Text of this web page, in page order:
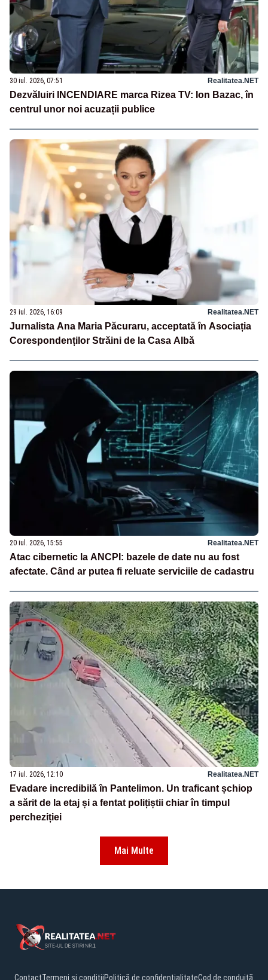
30 iul. 2026, 07:51 Realitatea.NET
Dezvăluiri INCENDIARE marca Rizea TV: Ion Bazac, în
centrul unor noi acuzații publice
29 iul. 2026, 16:09 Realitatea.NET
Jurnalista Ana Maria Păcuraru, acceptată în Asociația
Corespondenților Străini de la Casa Albă
20 iul. 2026, 15:55 Realitatea.NET
Atac cibernetic la ANCPI: bazele de date nu au fost
afectate. Când ar putea fi reluate serviciile de cadastru
17 iul. 2026, 12:10 Realitatea.NET
Evadare incredibilă în Pantelimon. Un traficant șchiop
a sărit de la etaj și a fentat polițiștii chiar în timpul
percheziției
Mai Multe
ContactTermeni și condițiiPolitică de confidențialitateCod de conduită